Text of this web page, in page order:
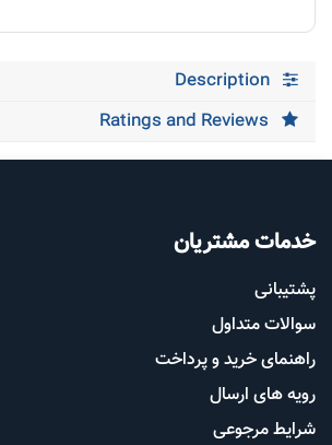
Description
Ratings and Reviews
خدمات مشتریان
پشتیب​​انی
سوالات متداول
راهنمای خرید و پرداخت
رویه های ارسال
شرایط مرجوعی